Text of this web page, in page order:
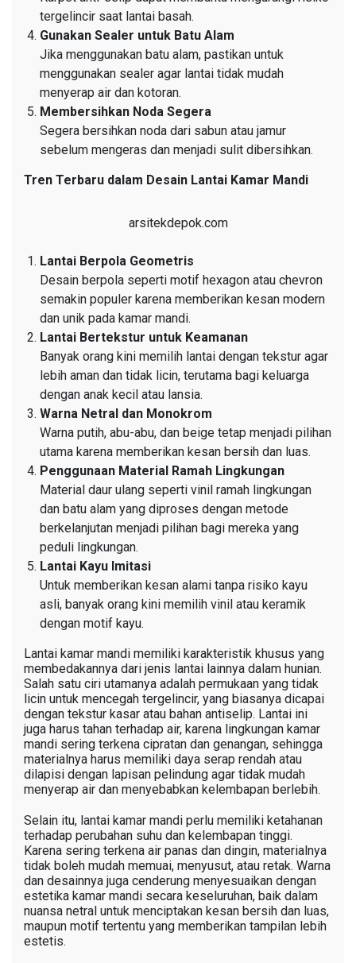
tergelincir saat lantai basah.
Gunakan Sealer untuk Batu Alam
Jika menggunakan batu alam, pastikan untuk
menggunakan sealer agar lantai tidak mudah
menyerap air dan kotoran.
Membersihkan Noda Segera
Segera bersihkan noda dari sabun atau jamur
sebelum mengeras dan menjadi sulit dibersihkan.
Tren Terbaru dalam Desain Lantai Kamar Mandi
arsitekdepok.com
Lantai Berpola Geometris
Desain berpola seperti motif hexagon atau chevron
semakin populer karena memberikan kesan modern
dan unik pada kamar mandi.
Lantai Bertekstur untuk Keamanan
Banyak orang kini memilih lantai dengan tekstur agar
lebih aman dan tidak licin, terutama bagi keluarga
dengan anak kecil atau lansia.
Warna Netral dan Monokrom
Warna putih, abu-abu, dan beige tetap menjadi pilihan
utama karena memberikan kesan bersih dan luas.
Penggunaan Material Ramah Lingkungan
Material daur ulang seperti vinil ramah lingkungan
dan batu alam yang diproses dengan metode
berkelanjutan menjadi pilihan bagi mereka yang
peduli lingkungan.
Lantai Kayu Imitasi
Untuk memberikan kesan alami tanpa risiko kayu
asli, banyak orang kini memilih vinil atau keramik
dengan motif kayu.
Lantai kamar mandi memiliki karakteristik khusus yang
membedakannya dari jenis lantai lainnya dalam hunian.
Salah satu ciri utamanya adalah permukaan yang tidak
licin untuk mencegah tergelincir, yang biasanya dicapai
dengan tekstur kasar atau bahan antiselip. Lantai ini
juga harus tahan terhadap air, karena lingkungan kamar
mandi sering terkena cipratan dan genangan, sehingga
materialnya harus memiliki daya serap rendah atau
dilapisi dengan lapisan pelindung agar tidak mudah
menyerap air dan menyebabkan kelembapan berlebih.
Selain itu, lantai kamar mandi perlu memiliki ketahanan
terhadap perubahan suhu dan kelembapan tinggi.
Karena sering terkena air panas dan dingin, materialnya
tidak boleh mudah memuai, menyusut, atau retak. Warna
dan desainnya juga cenderung menyesuaikan dengan
estetika kamar mandi secara keseluruhan, baik dalam
nuansa netral untuk menciptakan kesan bersih dan luas,
maupun motif tertentu yang memberikan tampilan lebih
estetis.